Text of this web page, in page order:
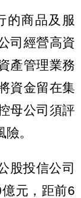
的商品及服
司經營高資
產管理業務
資金留在集
母公司須評
。
股投信公司
元，距前6